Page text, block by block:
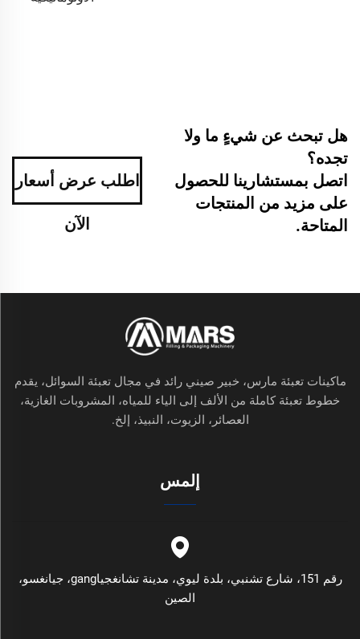
هل تبحث عن شيءٍ ما ولا
تجده؟
اتصل بمستشارينا للحصول
على مزيد من المنتجات
المتاحة.
اطلب عرض أسعار
الآن
ماكينات تعبئة مارس، خبير صيني رائد في مجال تعبئة السوائل، يقدم
خطوط تعبئة كاملة من الألف إلى الياء للمياه، المشروبات الغازية،
العصائر، الزيوت، النبيذ، إلخ.
إلمس
رقم 151، شارع تشنبي، بلدة ليوي، مدينة تشانغجياgang، جيانغسو،
الصين